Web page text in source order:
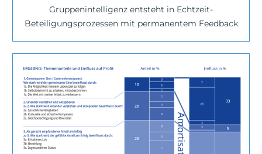
Gruppenintelligenz entsteht in Echtzeit-
Beteiligungsprozessen mit permanentem Feedback